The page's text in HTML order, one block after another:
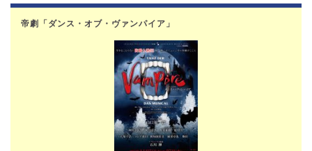
帝劇「ダンス・オブ・ヴァンパイア」